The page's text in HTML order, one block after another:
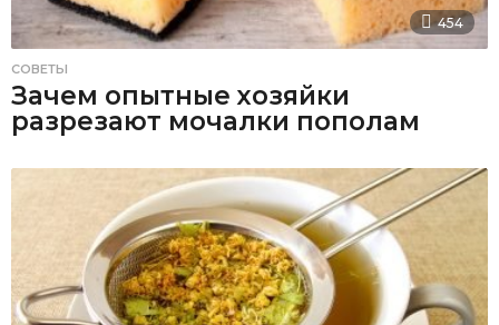
454
СОВЕТЫ
Зачем опытные хозяйки
разрезают мочалки пополам